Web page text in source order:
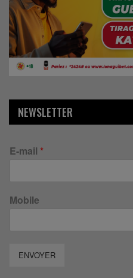
NEWSLETTER
E-mail *
Mobile
ENVOYER